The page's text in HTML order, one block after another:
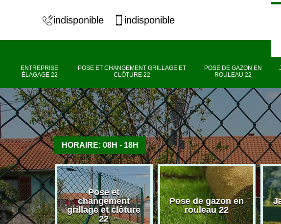
indisponible indisponible
ENTREPRISE
ÉLAGAGE 22
POSE ET CHANGEMENT GRILLAGE ET
CLÔTURE 22
POSE DE GAZON EN
ROULEAU 22
HORAIRE: 08H - 18H
élagage
Pose et
changement
grillage et clôture
22
Pose de gazon en
rouleau 22